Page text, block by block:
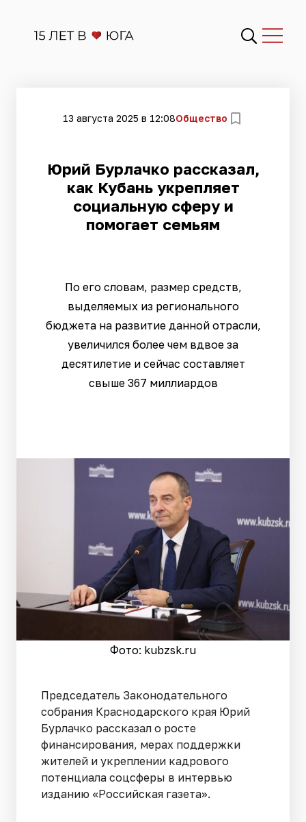
13 августа 2025 в 12:08Общество
Юрий Бурлачко рассказал,
как Кубань укрепляет
социальную сферу и
помогает семьям
По его словам, размер средств,
выделяемых из регионального
бюджета на развитие данной отрасли,
увеличился более чем вдвое за
десятилетие и сейчас составляет
свыше 367 миллиардов
Фото: kubzsk.ru
Председатель Законодательного
собрания Краснодарского края Юрий
Бурлачко рассказал о росте
финансирования, мерах поддержки
жителей и укреплении кадрового
потенциала соцсферы в интервью
изданию «Российская газета».